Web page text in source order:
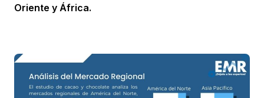
Oriente y África.